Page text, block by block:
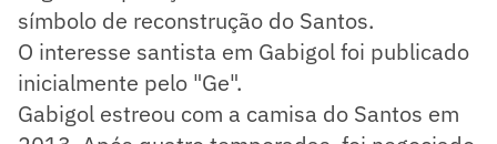
símbolo de reconstrução do Santos.
O interesse santista em Gabigol foi publicado
inicialmente pelo "Ge".
Gabigol estreou com a camisa do Santos em